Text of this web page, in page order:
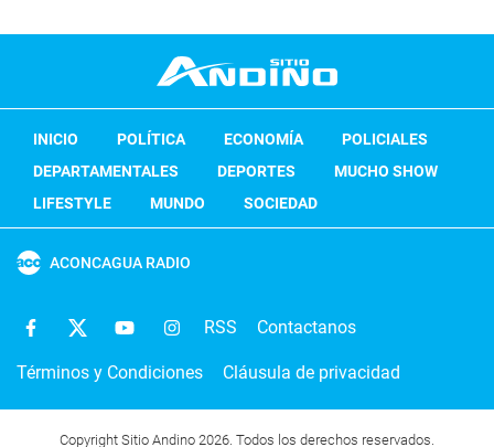
INICIO POLÍTICA ECONOMÍA
POLICIALES
DEPARTAMENTALES
DEPORTES
MUCHO SHOW
LIFESTYLE
MUNDO SOCIEDAD
ACONCAGUA RADIO
RSS Contactanos
Términos y Condiciones Cláusula de privacidad
Copyright Sitio Andino 2026. Todos los derechos reservados.